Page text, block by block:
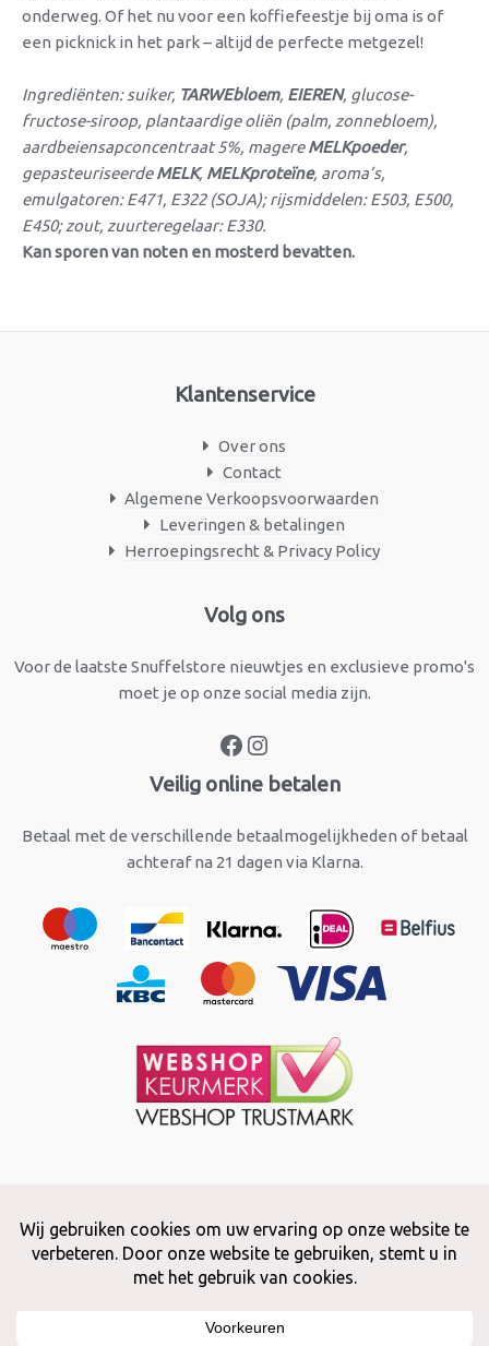
onderweg. Of het nu voor een koffiefeestje bij oma is of
een picknick in het park – altijd de perfecte metgezel!
Ingrediënten: suiker, TARWEbloem, EIEREN, glucose-
fructose-siroop, plantaardige oliën (palm, zonnebloem),
aardbeiensapconcentraat 5%, magereMELKpoeder,
gepasteuriseerdeMELK, MELKproteïne, aroma’s,
emulgatoren: E471, E322 (SOJA); rijsmiddelen: E503, E500,
E450; zout, zuurteregelaar: E330.
Kan sporen van noten en mosterd bevatten.
Klantenservice
Over ons
Contact
Algemene Verkoopsvoorwaarden
Leveringen & betalingen
Herroepingsrecht & Privacy Policy
Volg ons
Voor de laatste Snuffelstore nieuwtjes en exclusieve promo's
moet je op onze social media zijn.
Facebook
Veilig online betalen
Betaal met de verschillende betaalmogelijkheden of betaal
achteraf na 21 dagen via Klarna.
Copyright © 2026 Snuffelstore
Adax BV - 0032 (0)50 66 56 51 -info@snuffelstore.be